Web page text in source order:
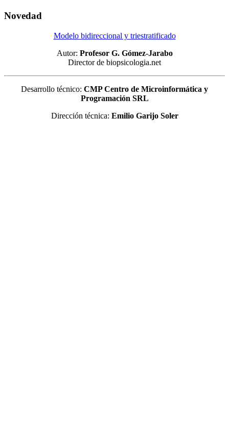
Novedad
Modelo bidireccional y triestratificado
Autor: Profesor G. Gómez-Jarabo
Director de biopsicologia.net
Desarrollo técnico: CMP Centro de Microinformática y
Programación SRL
Dirección técnica: Emilio Garijo Soler